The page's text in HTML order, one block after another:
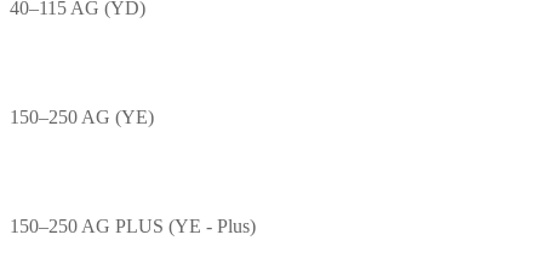
40–115 AG (YD)
150–250 AG (YE)
150–250 AG PLUS (YE - Plus)